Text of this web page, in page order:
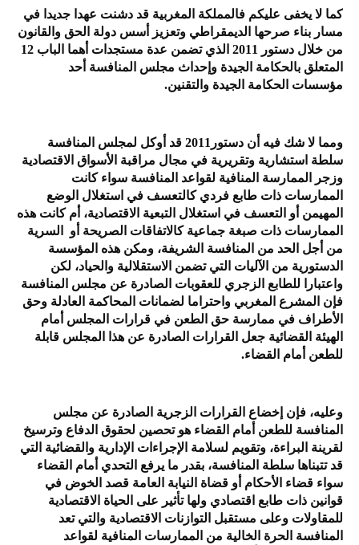
كما لا يخفى عليكم فالمملكة المغربية قد دشنت عهدا جديدا في
مسار بناء صرحها الديمقراطي وتعزيز أسس دولة الحق والقانون
من خلال دستور 2011 الذي تضمن عدة مستجدات أهما الباب 12
المتعلق بالحكامة الجيدة وإحداث مجلس المنافسة أحد
مؤسسات الحكامة الجيدة والتقنين.
ومما لا شك فيه أن دستور2011 قد أوكل لمجلس المنافسة
سلطة استشارية وتقريرية في مجال مراقبة الأسواق الاقتصادية
وزجر الممارسة المنافية لقواعد المنافسة سواء كانت
الممارسات ذات طابع فردي كالتعسف في استغلال الوضع
المهيمن أو التعسف في استغلال التبعية الاقتصادية، أم كانت هذه
الممارسات ذات صبغة جماعية كالاتفاقات الصريحة أو السرية
من أجل الحد من المنافسة الشريفة، ومكن هذه المؤسسة
الدستورية من الآليات التي تضمن الاستقلالية والحياد، لكن
واعتبارا للطابع الزجري للعقوبات الصادرة عن مجلس المنافسة
فإن المشرع المغربي واحتراما لضمانات المحاكمة العادلة وحق
الأطراف في ممارسة حق الطعن في قرارات المجلس أمام
الهيئة القضائية جعل القرارات الصادرة عن هذا المجلس قابلة
للطعن أمام القضاء.
وعليه، فإن إخضاع القرارات الزجرية الصادرة عن مجلس
المنافسة للطعن أمام القضاء هو تحصين لحقوق الدفاع وترسيخ
لقرينة البراءة، وتقويم لسلامة الإجراءات الإدارية والقضائية التي
قد تتبناها سلطة المنافسة، بقدر ما يرفع التحدي أمام القضاء
سواء قضاء الأحكام أو قضاة النيابة العامة قصد الخوض في
قوانين ذات طابع اقتصادي ولها تأثير على الحياة الاقتصادية
للمقاولات وعلى مستقبل التوازنات الاقتصادية والتي تعد
المنافسة الحرة الخالية من الممارسات المنافية لقواعد